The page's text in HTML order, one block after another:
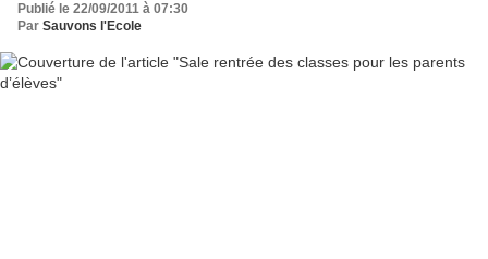
Publié le 22/09/2011 à 07:30
Par Sauvons l'Ecole